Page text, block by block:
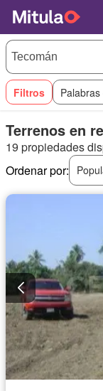
Filtros
Terrenos en
19 propiedades
Ordenar por: